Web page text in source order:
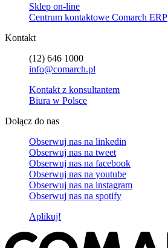
Sklep on-line
Centrum kontaktowe Comarch ERP
Kontakt
(12) 646 1000
info@comarch.pl
Kontakt z konsultantem
Biura w Polsce
Dołącz do nas
Obserwuj nas na linkedin
Obserwuj nas na tweet
Obserwuj nas na facebook
Obserwuj nas na youtube
Obserwuj nas na instagram
Obserwuj nas na spotify
Aplikuj!